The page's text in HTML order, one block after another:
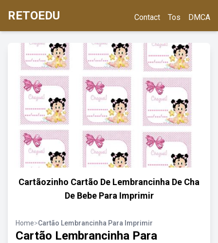
RETOEDU Contact Tos DMCA
Cartãozinho Cartão De Lembrancinha De Cha
De Bebe Para Imprimir
Home>Cartão Lembrancinha Para Imprimir
Cartão Lembrancinha Para